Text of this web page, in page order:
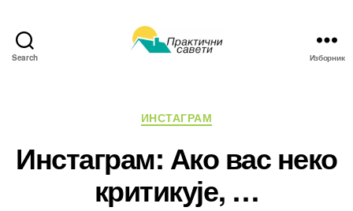
Search Изборник
Категорије
ИНСТАГРАМ
Инстаграм: Ако вас неко
критикује, …